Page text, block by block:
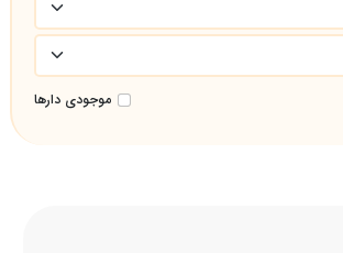
موجودی دارها